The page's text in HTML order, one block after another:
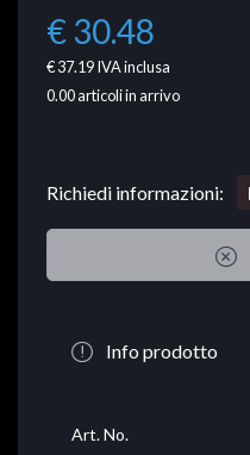
€ 30.48
€ 37.19IVA inclusa
0.00articoli in arrivo
Richiedi informazioni:
Info prodotto
Art. No.